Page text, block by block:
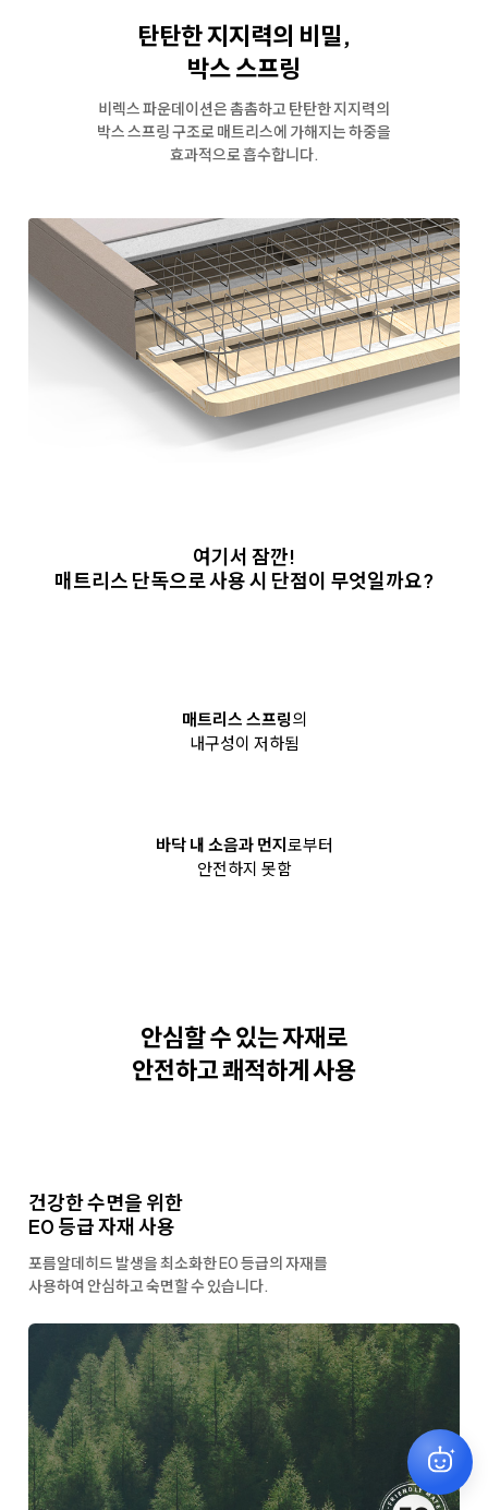
탄탄한 지지력의 비밀,
박스 스프링
비렉스 파운데이션은 촘촘하고 탄탄한 지지력의
박스 스프링 구조로 매트리스에 가해지는 하중을
효과적으로 흡수합니다.
여기서 잠깐!
매트리스 단독으로 사용 시 단점이 무엇일까요?
매트리스 스프링의
내구성이 저하됨
바닥 내 소음과 먼지 로부터
안전하지 못함
안심할 수 있는 자재로
안전하고 쾌적하게 사용
건강한 수면을 위한
E0 등급 자재 사용
포름알데히드 발생을 최소화한E0 등급의 자재를
사용하여 안심하고 숙면할 수 있습니다.
원하시는 상품을 찾아드릴게요